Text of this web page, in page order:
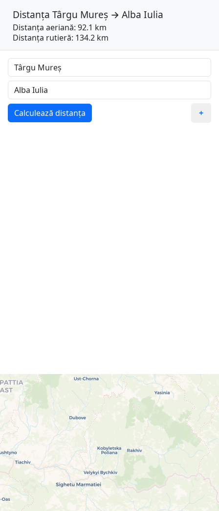
Distanța Târgu Mureș → Alba Iulia
Distanța aeriană: 92.1 km
Distanța rutieră: 134.2 km
Calculează distanța +